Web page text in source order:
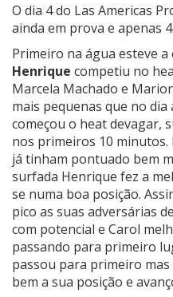
O dia 4 do Las Americas
ainda em prova e apenas
Primeiro na água esteve
Henrique competiu no
Marcela Machado e
mais pequenas que no
começou o heat devagar,
nos primeiros 10
já tinham pontuado bem
surfada Henrique fez a
se numa boa posição.
pico as suas adversárias
com potencial e Carol
passando para primeiro
passou para primeiro
bem a sua posição e